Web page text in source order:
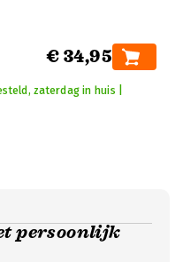
€ 34,95
zaterdag in huis |
persoonlijk